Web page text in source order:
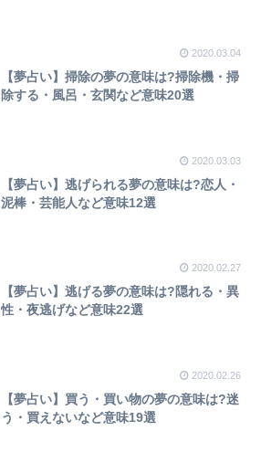
2020.03.04
【夢占い】掃除の夢の意味は?掃除機・掃
除する・風呂・玄関など意味20選
2020.03.03
【夢占い】逃げられる夢の意味は?恋人・
泥棒・芸能人など意味12選
2020.02.27
【夢占い】逃げる夢の意味は?隠れる・異
性・夜逃げなど意味22選
2020.02.26
【夢占い】買う・買い物の夢の意味は?迷
う・買えないなど意味19選